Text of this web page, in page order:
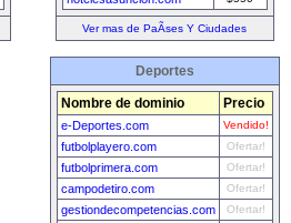
Ver mas de PaÃ­ses Y Ciudades
Deportes
Nombre de dominio Precio
e-Deportes.com Vendido!
futbolplayero.com Ofertar!
futbolprimera.com Ofertar!
campodetiro.com Ofertar!
gestiondecompetencias.com Ofertar!